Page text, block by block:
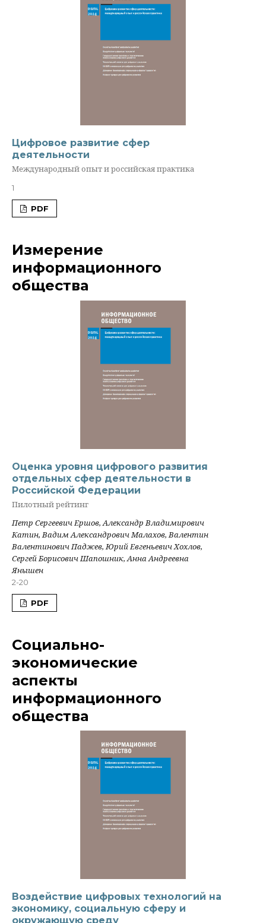
Цифровое развитие сфер
деятельности
Международный опыт и российская практика
1
PDF
Измерение
информационного
общества
Оценка уровня цифрового развития
отдельных сфер деятельности в
Российской Федерации
Пилотный рейтинг
Петр Сергеевич Ершов, Александр Владимирович
Катин, Вадим Александрович Малахов, Валентин
Валентинович Паджев, Юрий Евгеньевич Хохлов,
Сергей Борисович Шапошник, Анна Андреевна
Янышен
2-20
PDF
Социально-
экономические
аспекты
информационного
общества
Воздействие цифровых технологий на
экономику, социальную сферу и
окружающую среду